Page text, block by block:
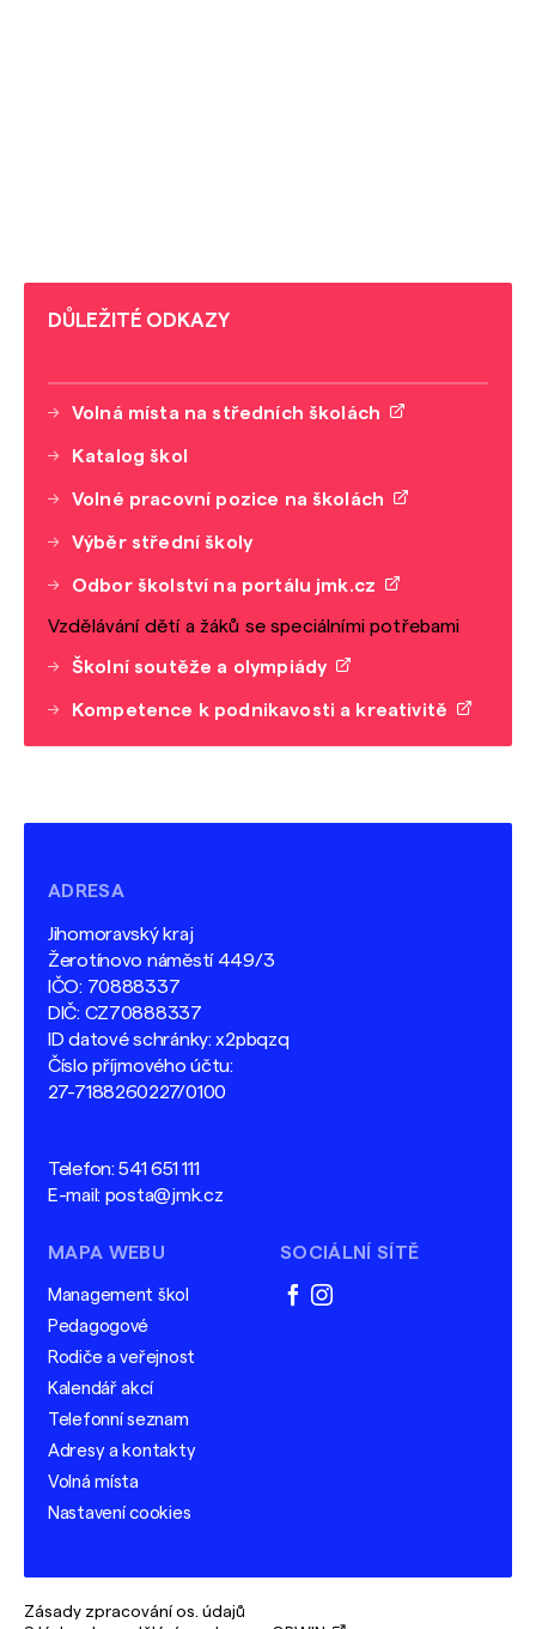
DŮLEŽITÉ ODKAZY
Volná místa na středních školách
Katalog škol
Volné pracovní pozice na školách
Výběr střední školy
Odbor školství na portálu jmk.cz
Vzdělávání dětí a žáků se speciálními potřebami
Školní soutěže a olympiády
Kompetence k podnikavosti a kreativitě
ADRESA
Jihomoravský kraj
Žerotínovo náměstí 449/3
IČO: 70888337
DIČ: CZ70888337
ID datové schránky: x2pbqzq
Číslo příjmového účtu:
27-7188260227/0100
Telefon:541 651 111
E-mail: posta@jmk.cz
MAPA WEBU
Management škol
Pedagogové
Rodiče a veřejnost
Kalendář akcí
Telefonní seznam
Adresy a kontakty
Volná místa
Nastavení cookies
SOCIÁLNÍ SÍTĚ
facebook
instagram
Zásady zpracování os. údajů